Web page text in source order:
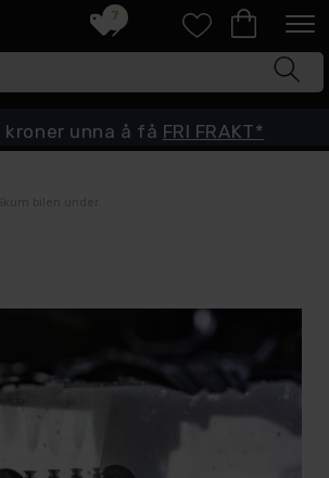
7
kroner unna å få FRI FRAKT*